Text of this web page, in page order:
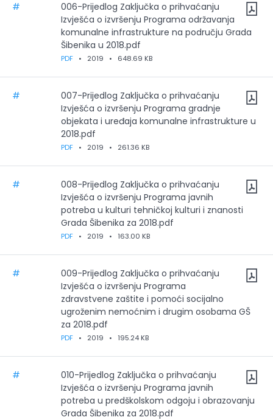
#
006-Prijedlog Zaključka o prihvaćanju
Izvješća o izvršenju Programa održavanja
komunalne infrastrukture na području Grada
Šibenika u 2018.pdf
PDF • 2019 • 648.69 KB
#
007-Prijedlog Zaključka o prihvaćanju
Izvješća o izvršenju Programa gradnje
objekata i uređaja komunalne infrastrukture u
2018.pdf
PDF • 2019 • 261.36 KB
#
008-Prijedlog Zaključka o prihvaćanju
Izvješća o izvršenju Programa javnih
potreba u kulturi tehničkoj kulturi i znanosti
Grada Šibenika za 2018.pdf
PDF • 2019 • 163.00 KB
#
009-Prijedlog Zaključka o prihvaćanju
Izvješća o izvršenju Programa
zdravstvene zaštite i pomoći socijalno
ugroženim nemoćnim i drugim osobama GŠ
za 2018.pdf
PDF • 2019 • 195.24 KB
#
010-Prijedlog Zaključka o prihvaćanju
Izvješća o izvršenju Programa javnih
potreba u predškolskom odgoju i obrazovanju
Grada Šibenika za 2018.pdf